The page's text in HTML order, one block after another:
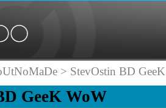
> StevOstin BD
GeeK WoW